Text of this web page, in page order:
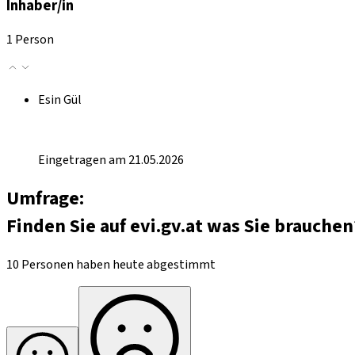
Inhaber/in
1 Person
Esin Gül
Eingetragen am 21.05.2026
Umfrage:
Finden Sie auf evi.gv.at was Sie
10 Personen haben heute abgestimmt